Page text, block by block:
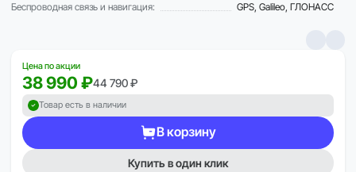
Беспроводная связь и навигация:
GPS, Galileo, ГЛОНАСC
Цена по акции
38 990 ₽44 790 ₽
Товар есть в наличии
В корзину
Купить в один клик